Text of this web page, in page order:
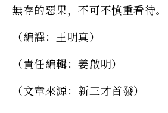
無存的惡果，不可不慎重看待。
（編譯：王明真）
（責任編輯：姜啟明）
（文章來源：新三才首發）